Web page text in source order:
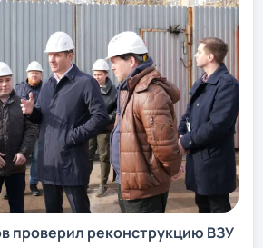
проверил реконструкцию ВЗУ